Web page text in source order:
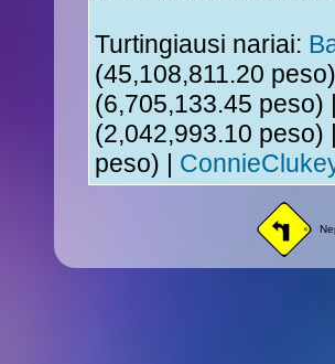
Turtingiausi nariai:
(45,108,811.20
(6,705,133.45 peso) |
(2,042,993.10 peso) |
peso) |